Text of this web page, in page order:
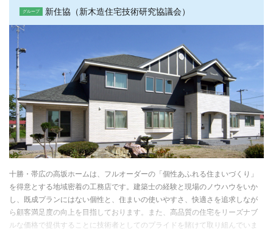
や生活動線などを踏まえながらも、意匠面でもワクワクする提案を重視する
設計事務所的側面もある。モダン系のデザインが中心だが、無垢材や塗り壁
など自然素材も効果的に取り入れることでほっこり安らげる空間づくりも大
切にしている。
住宅性能の高さは大前提
暖かく省エネで、居心地の良い空間を作るためには断熱、気密、換気など、
住宅の基本性能も重要になる。断熱は外壁が140mmの高性能グラスウールに
外側に付加断熱をプラス。天井はブローイング400～500mmを標準仕様にし
ている。また十勝２×４協会の活動の一環でフレーミング検定や気密測定など
による施工品質のレベルアップにも取り組んでいる。
将来を見据えた人材育成
設計・プランニング面では経験豊富な竹市真已会長と古市淳也社長が中心と
なり、女性スタッフ2名が設計サポートで連携。施工面では腕の良いベテラン
大工３名と新進気鋭の30代の大工を含む専属大工が、一度に3現場で住宅施
工が可能な体制を構築している。さらに20代の現場監督が2名在籍し技術、経
験を磨いている。 設計・施工両面で経験者と若手がうまくバランスされ、将
グループ 新住協（新木造住宅技術研究協議会）
十勝・帯広の高坂ホームは、フルオーダーの「個性あふれる住まいづくり」
を得意とする地域密着の工務店です。建築士の経験と現場のノウハウをいか
し、既成プランにはない個性と、住まいの使いやすさ、快適さを追求しなが
ら顧客満足度の向上を目指しております。また、高品質の住宅をリーズナブ
ルな価格で提供することに技術者としてのプライドを賭けて取り組んでいま